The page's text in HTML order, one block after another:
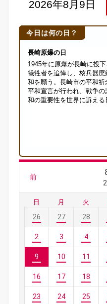
今日は何の日？